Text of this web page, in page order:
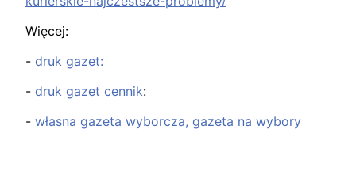
Więcej:
- druk gazet:
- druk gazet cennik:
- własna gazeta wyborcza, gazeta na wybory